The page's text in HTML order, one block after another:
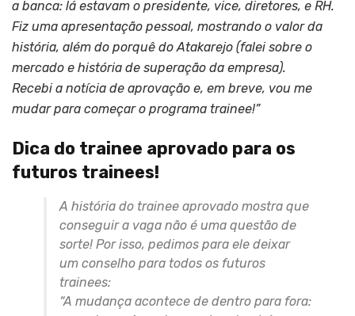
a banca: lá estavam o presidente, vice, diretores, e RH.
Fiz uma apresentação pessoal, mostrando o valor da
história, além do porquê do Atakarejo (falei sobre o
mercado e história de superação da empresa).
Recebi a notícia de aprovação e, em breve, vou me
mudar para começar o programa trainee!”
Dica do trainee aprovado para os
futuros trainees!
A história do trainee aprovado mostra que
conseguir a vaga não é uma questão de
sorte! Por isso, pedimos para ele deixar
um conselho para todos os futuros
trainees:
“A mudança acontece de dentro para fora: